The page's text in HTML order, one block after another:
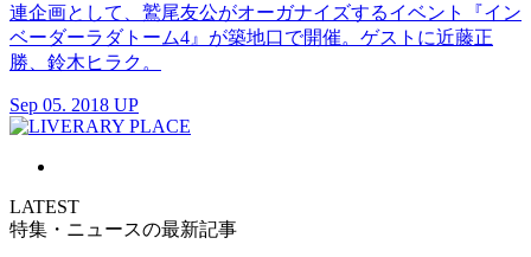
連企画として、鷲尾友公がオーガナイズするイベント『イン
ベーダーラダトーム4』が築地口で開催。ゲストに近藤正
勝、鈴木ヒラク。
Sep 05. 2018 UP
LATEST
特集・ニュースの最新記事